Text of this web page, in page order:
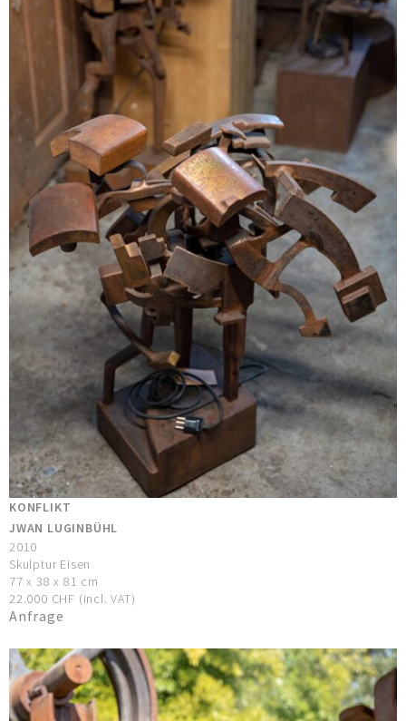
KONFLIKT
JWAN LUGINBÜHL
2010
Skulptur Eisen
77 x 38 x 81 cm
22.000 CHF (incl. VAT)
Anfrage